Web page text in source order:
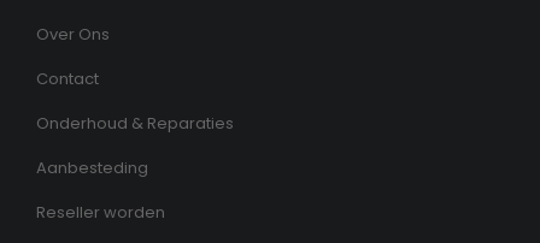
Over Ons
Contact
Onderhoud & Reparaties
Aanbesteding
Reseller worden